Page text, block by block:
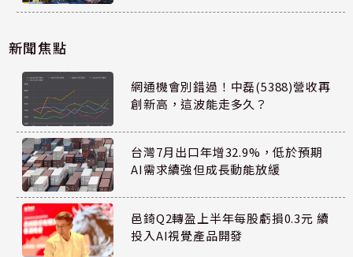
新聞焦點
網通機會別錯過！中磊(5388)營收再
創新高，這波能走多久？
台灣7月出口年增32.9%，低於預期
AI需求續強但成長動能放緩
邑錡Q2轉盈上半年每股虧損0.3元 續
投入AI視覺產品開發